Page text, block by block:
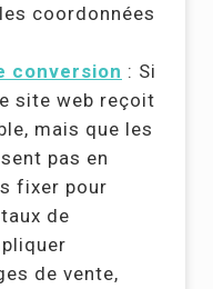
coordonnées
conversion : Si
site web reçoit
mais que les
pas en
fixer pour
de
de vente,